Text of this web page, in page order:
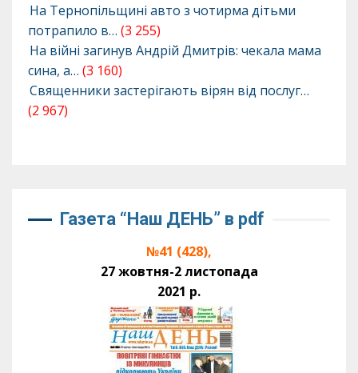
На Тернопільщині авто з чотирма дітьми
потрапило в… (3 255)
На війні загинув Андрій Дмитрів: чекала мама
сина, а… (3 160)
Священники застерігають вірян від послуг…
(2 967)
Газета “Наш ДЕНЬ” в pdf
№41 (428),
27 жовтня-2 листопада
2021 р.